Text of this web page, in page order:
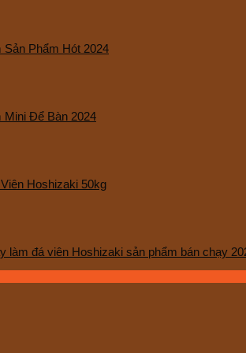
Sản Phẩm Hót 2024
Mini Để Bàn 2024
Hoshizaki 50kg
làm đá viên Hoshizaki sản phẩm bán chạy